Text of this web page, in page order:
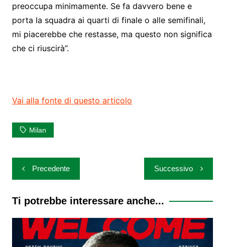
preoccupa minimamente. Se fa davvero bene e
porta la squadra ai quarti di finale o alle semifinali,
mi piacerebbe che restasse, ma questo non significa
che ci riuscirà”.
Vai alla fonte di questo articolo
Milan
Navigazione
articoli
Precedente Successivo
Ti potrebbe interessare anche...